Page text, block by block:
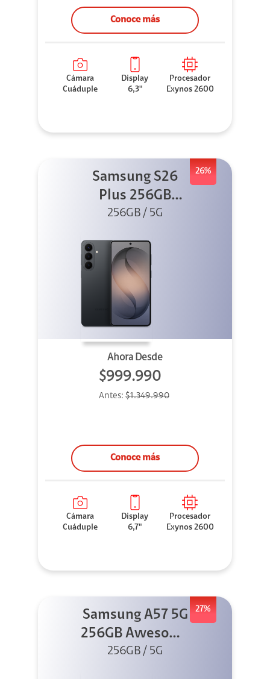
Conoce más
Cámara
Cuáduple
Display
6,3"
Procesador
Exynos 2600
26%
Samsung S26
Plus 256GB
Negro
256GB / 5G
Ahora Desde
$999.990
Antes: $1.349.990
Conoce más
Cámara
Cuáduple
Display
6,7"
Procesador
Exynos 2600
27%
Samsung A57 5G
256GB Awesome
Gray
256GB / 5G